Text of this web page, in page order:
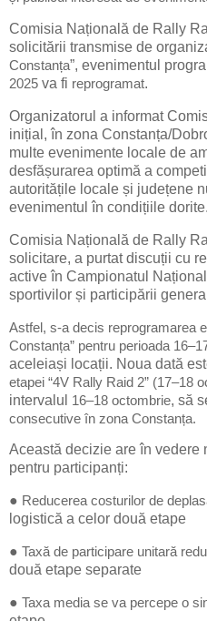
Comisia Națională de Rally
solicitării transmise de
Constanța”, evenimentul
2025 va fi reprogramat.
Organizatorul a informat
inițial, în zona Constanța/
multe evenimente locale de
desfășurarea optimă a
autoritățile locale și județene
evenimentul în condițiile dorite.
Comisia Națională de Rally
solicitare, a purtat discuții cu
active în Campionatul
sportivilor și participării
Astfel, s-a decis reprogramarea
Constanța” pentru perioada
aceleiași locații. Noua dată
etapei “4V Rally Raid 2” (17–18
intervalul 16–18 octombrie, să
consecutive în zona Constanța.
Această decizie are în vedere
pentru participanți:
● Reducerea costurilor de
logistică a celor două etape
● Taxă de participare unitară
două etape separate
● Taxa media se va percepe o